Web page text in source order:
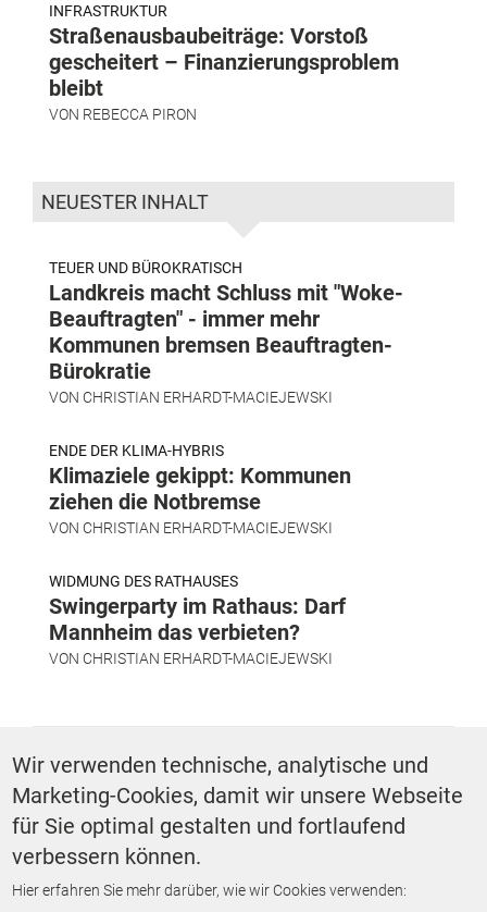
INFRASTRUKTUR
Straßenausbaubeiträge: Vorstoß
gescheitert – Finanzierungsproblem
bleibt
VON REBECCA PIRON
NEUESTER INHALT
TEUER UND BÜROKRATISCH
Landkreis macht Schluss mit "Woke-
Beauftragten" - immer mehr
Kommunen bremsen Beauftragten-
Bürokratie
VON CHRISTIAN ERHARDT-MACIEJEWSKI
ENDE DER KLIMA-HYBRIS
Klimaziele gekippt: Kommunen
ziehen die Notbremse
VON CHRISTIAN ERHARDT-MACIEJEWSKI
WIDMUNG DES RATHAUSES
Swingerparty im Rathaus: Darf
Mannheim das verbieten?
VON CHRISTIAN ERHARDT-MACIEJEWSKI
Straßen und Verkehr
ZURÜCK ZUR STARTSEITE
Wir verwenden technische, analytische und
Marketing-Cookies, damit wir unsere Webseite
für Sie optimal gestalten und fortlaufend
verbessern können.
Hier erfahren Sie mehr darüber, wie wir Cookies verwenden: